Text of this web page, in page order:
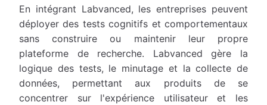
En intégrant Labvanced, les entreprises peuvent
déployer des tests cognitifs et comportementaux
sans construire ou maintenir leur propre
plateforme de recherche. Labvanced gère la
logique des tests, le minutage et la collecte de
données, permettant aux produits de se
concentrer sur l'expérience utilisateur et les